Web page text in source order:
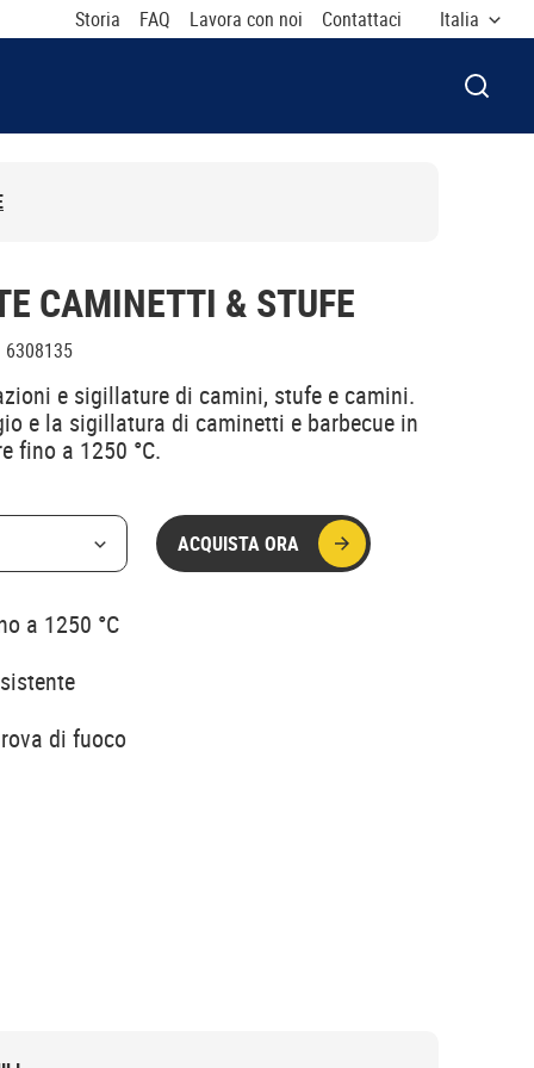
Storia FAQ Lavora con noi Contattaci Italia
APRI
CAMINETTI & STUFE
6308135
e sigillature di camini, stufe e camini.
e la sigillatura di caminetti e barbecue in
fino a 1250 °C.
ACQUISTA ORA
a 1250 °C
di fuoco